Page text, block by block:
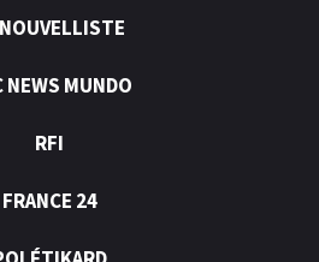
NEWS MUNDO
RFI
FRANCE 24